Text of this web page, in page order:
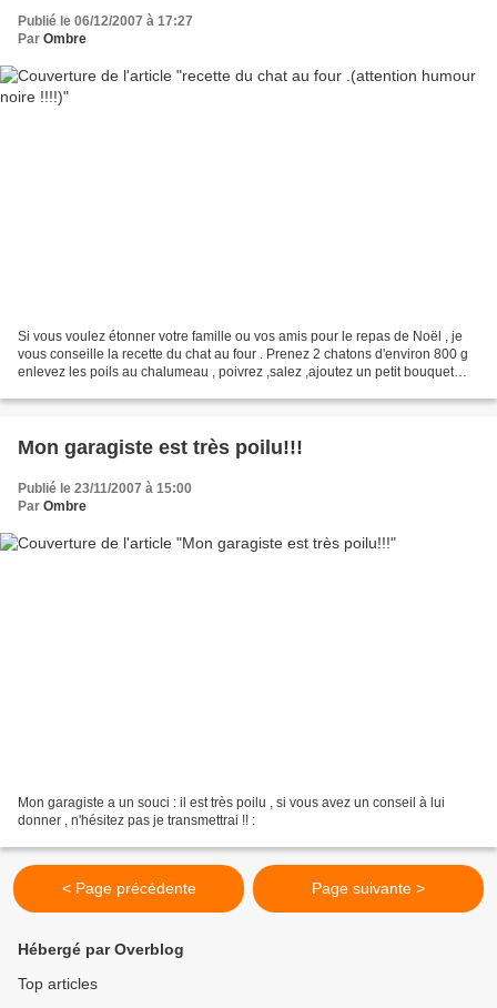
Publié le 06/12/2007 à 17:27
Par Ombre
Si vous voulez étonner votre famille ou vos amis pour le repas de Noël , je
vous conseille la recette du chat au four . Prenez 2 chatons d'environ 800 g
enlevez les poils au chalumeau , poivrez ,salez ,ajoutez un petit bouquet
Mon garagiste est très poilu!!!
Publié le 23/11/2007 à 15:00
Par Ombre
Mon garagiste a un souci : il est très poilu , si vous avez un conseil à lui
donner , n'hésitez pas je transmettrai !! :
< Page précédente Page suivante >
Hébergé par Overblog
Top articles